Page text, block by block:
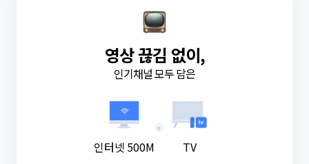
영상 끊김 없이,
인기채널 모두 담은
인터넷 500M
+
TV